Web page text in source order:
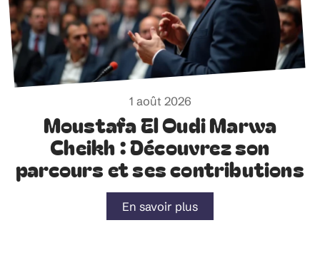
1 août 2026
Moustafa El Oudi Marwa
Cheikh : Découvrez son
parcours et ses contributions
En savoir plus